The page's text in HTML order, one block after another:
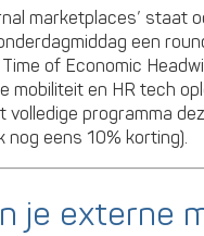
marketplaces’ staat
een
of Economic
mobiliteit en HR tech
volledige programma
nog eens 10% korting).
je externe